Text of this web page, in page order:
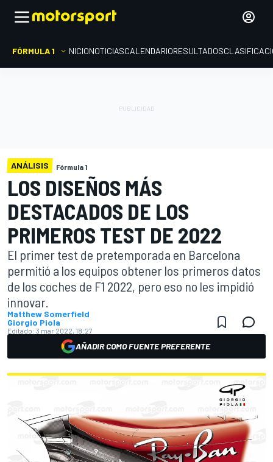
FÓRMULA 1 INICIONOTICIASCALENDARIORESULTADOS
ANÁLISIS Fórmula 1
LOS DISEÑOS MÁS
DESTACADOS DE LOS
PRIMEROS TEST DE 2022
El primer test de pretemporada en Barcelona
permitió a los equipos obtener los primeros datos
de los coches de F1 2022, pero eso no les impidió
innovar.
Matthew Somerfield
Giorgio Piola
Editado: 3 mar 2022, 18:27
AÑADIR COMO FUENTE PREFERENTE